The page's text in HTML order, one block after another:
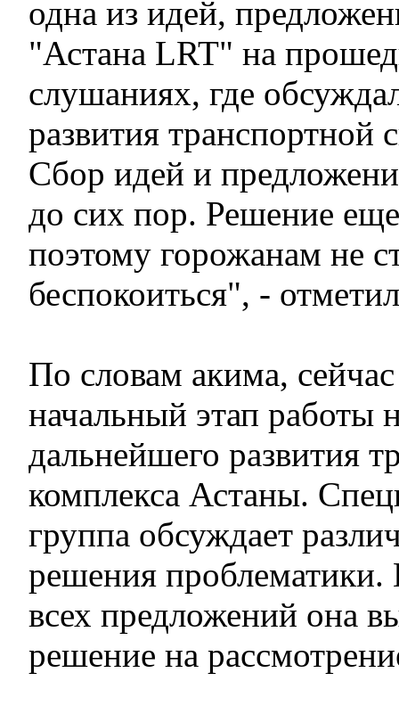
одна из идей,
"Астана LRT" на
слушаниях, где
развития транспортной
Сбор идей и
до сих пор. Решение
поэтому горожанам не
беспокоиться", -
По словам акима,
начальный этап работы
дальнейшего развития
комплекса Астаны.
группа обсуждает
решения проблематики.
всех предложений она
решение на